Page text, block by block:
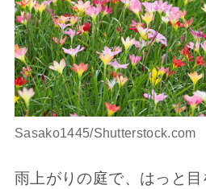
Sasako1445/Shutterstock.com
雨上がりの庭で、はっと